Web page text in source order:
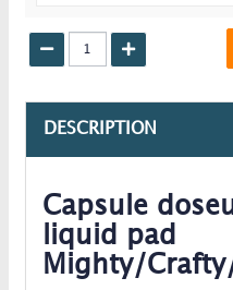
DESCRIPTION
Capsule
liquid pad
Mighty/